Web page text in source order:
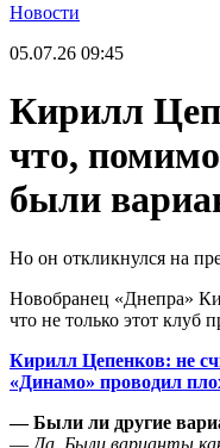
Новости
05.07.26 09:45
Кирилл
что,
были
Но он откликнулся на
Новобранец «Днепра»
что не только этот клуб
Кирилл Цепенков: не
«Динамо» проводил
— Были ли другие
— Да. Были варианты